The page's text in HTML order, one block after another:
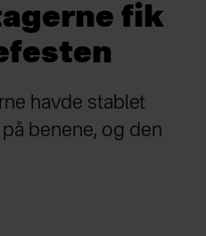
fik
havde stablet
benene, og den